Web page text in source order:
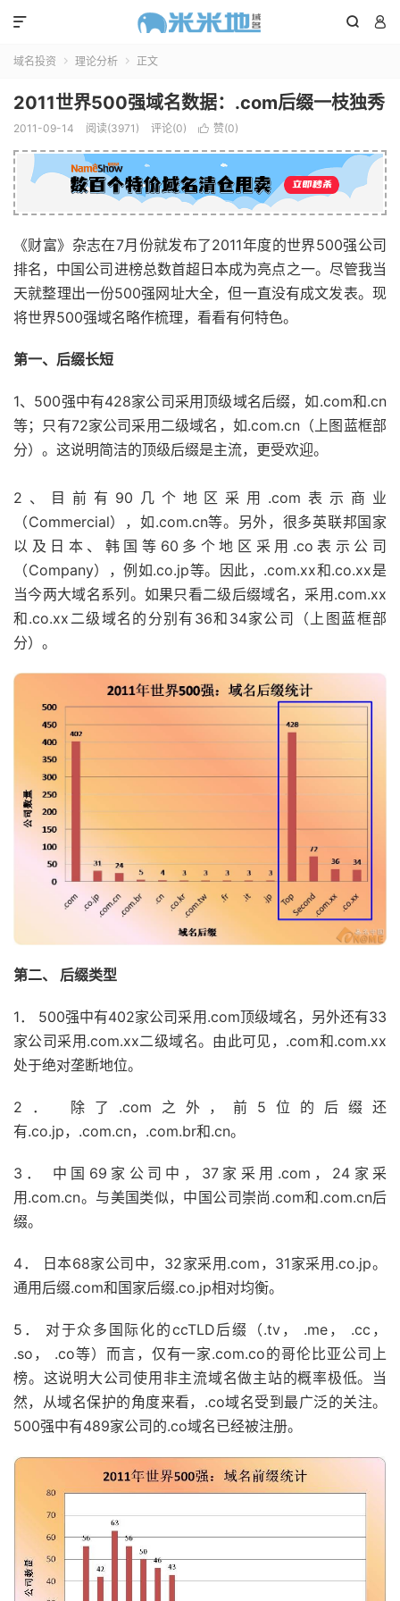
 

域名投资  理论分析  正文
2011世界500强域名数据：.com后缀一枝独秀
2011-09-14 阅读(3971) 评论(0)  赞(0)
《财富》杂志在7月份就发布了2011年度的世界500强公司
排名，中国公司进榜总数首超日本成为亮点之一。尽管我当
天就整理出一份500强网址大全，但一直没有成文发表。现
将世界500强域名略作梳理，看看有何特色。
第一、后缀长短
1、500强中有428家公司采用顶级域名后缀，如.com和.cn
等；只有72家公司采用二级域名，如.com.cn（上图蓝框部
分）。这说明简洁的顶级后缀是主流，更受欢迎。
2、目前有90几个地区采用.com表示商业
（Commercial），如.com.cn等。另外，很多英联邦国家
以及日本、韩国等60多个地区采用.co表示公司
（Company），例如.co.jp等。因此，.com.xx和.co.xx是
当今两大域名系列。如果只看二级后缀域名，采用.com.xx
和.co.xx二级域名的分别有36和34家公司（上图蓝框部
分）。
第二、 后缀类型
1． 500强中有402家公司采用.com顶级域名，另外还有33
家公司采用.com.xx二级域名。由此可见，.com和.com.xx
处于绝对垄断地位。
2． 除了.com之外，前5位的后缀还
有.co.jp，.com.cn，.com.br和.cn。
3． 中国69家公司中，37家采用.com，24家采
用.com.cn。与美国类似，中国公司崇尚.com和.com.cn后
缀。
4． 日本68家公司中，32家采用.com，31家采用.co.jp。
通用后缀.com和国家后缀.co.jp相对均衡。
5． 对于众多国际化的ccTLD后缀（.tv， .me， .cc，
.so， .co等）而言，仅有一家.com.co的哥伦比亚公司上
榜。这说明大公司使用非主流域名做主站的概率极低。当
然，从域名保护的角度来看，.co域名受到最广泛的关注。
500强中有489家公司的.co域名已经被注册。